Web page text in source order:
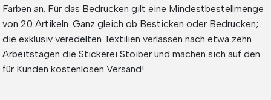
Farben an. Für das Bedrucken gilt eine Mindestbestellmenge
von 20 Artikeln. Ganz gleich ob Besticken oder Bedrucken;
die exklusiv veredelten Textilien verlassen nach etwa zehn
Arbeitstagen die Stickerei Stoiber und machen sich auf den
für Kunden kostenlosen Versand!